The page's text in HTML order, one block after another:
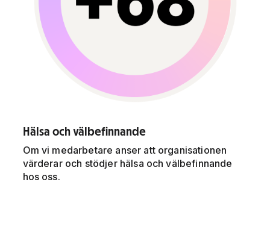
Hälsa och välbefinnande
Om vi medarbetare anser att organisationen
värderar och stödjer hälsa och välbefinnande
hos oss.